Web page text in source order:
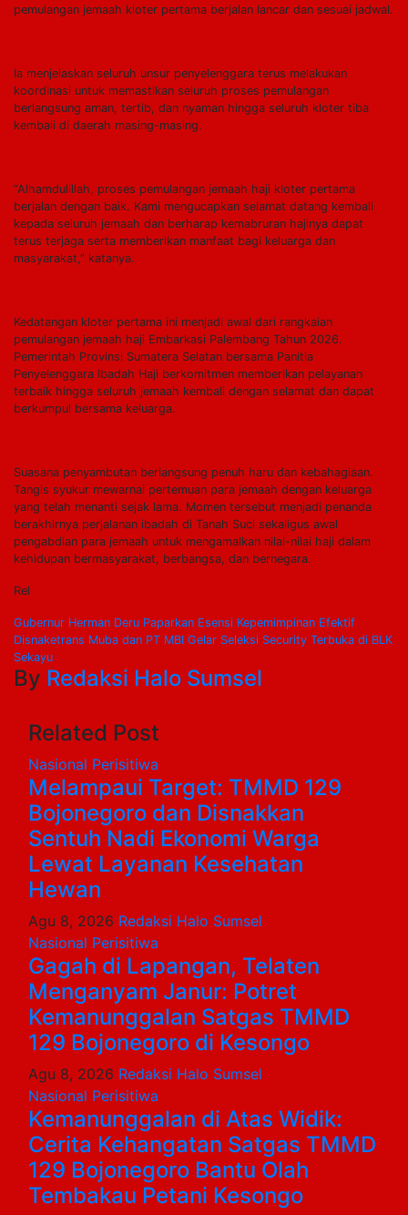
pemulangan jemaah kloter pertama berjalan lancar dan sesuai jadwal.
Ia menjelaskan seluruh unsur penyelenggara terus melakukan
koordinasi untuk memastikan seluruh proses pemulangan
berlangsung aman, tertib, dan nyaman hingga seluruh kloter tiba
kembali di daerah masing-masing.
“Alhamdulillah, proses pemulangan jemaah haji kloter pertama
berjalan dengan baik. Kami mengucapkan selamat datang kembali
kepada seluruh jemaah dan berharap kemabruran hajinya dapat
terus terjaga serta memberikan manfaat bagi keluarga dan
masyarakat,” katanya.
Kedatangan kloter pertama ini menjadi awal dari rangkaian
pemulangan jemaah haji Embarkasi Palembang Tahun 2026.
Pemerintah Provinsi Sumatera Selatan bersama Panitia
Penyelenggara Ibadah Haji berkomitmen memberikan pelayanan
terbaik hingga seluruh jemaah kembali dengan selamat dan dapat
berkumpul bersama keluarga.
Suasana penyambutan berlangsung penuh haru dan kebahagiaan.
Tangis syukur mewarnai pertemuan para jemaah dengan keluarga
yang telah menanti sejak lama. Momen tersebut menjadi penanda
berakhirnya perjalanan ibadah di Tanah Suci sekaligus awal
pengabdian para jemaah untuk mengamalkan nilai-nilai haji dalam
kehidupan bermasyarakat, berbangsa, dan bernegara.
Rel
Navigasi
pos
Gubernur Herman Deru Paparkan Esensi Kepemimpinan Efektif
Disnaketrans Muba dan PT MBI Gelar Seleksi Security Terbuka di BLK
Sekayu
By Redaksi Halo Sumsel
Related Post
Nasional Perisitiwa
Melampaui Target: TMMD 129
Bojonegoro dan Disnakkan
Sentuh Nadi Ekonomi Warga
Lewat Layanan Kesehatan
Hewan
Agu 8, 2026 Redaksi Halo Sumsel
Nasional Perisitiwa
Gagah di Lapangan, Telaten
Menganyam Janur: Potret
Kemanunggalan Satgas TMMD
129 Bojonegoro di Kesongo
Agu 8, 2026 Redaksi Halo Sumsel
Nasional Perisitiwa
Kemanunggalan di Atas Widik:
Cerita Kehangatan Satgas TMMD
129 Bojonegoro Bantu Olah
Tembakau Petani Kesongo